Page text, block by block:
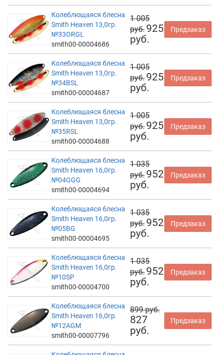
Колеблющаяся блесна
Smith Heaven 13,0гр.
№33ORGL
smith00-00004686
1 005
руб. 925
руб.
Предзаказ
Колеблющаяся блесна
Smith Heaven 13,0гр.
№34BSL
smith00-00004687
1 005
руб. 925
руб.
Предзаказ
Колеблющаяся блесна
Smith Heaven 13,0гр.
№35RSL
smith00-00004688
1 005
руб. 925
руб.
Предзаказ
Колеблющаяся блесна
Smith Heaven 16,0гр.
№04GGG
smith00-00004694
1 035
руб. 952
руб.
Предзаказ
Колеблющаяся блесна
Smith Heaven 16,0гр.
№05BG
smith00-00004695
1 035
руб. 952
руб.
Предзаказ
Колеблющаяся блесна
Smith Heaven 16,0гр.
№10SP
smith00-00004700
1 035
руб. 952
руб.
Предзаказ
Колеблющаяся блесна
Smith Heaven 16,0гр.
№12AGM
smith00-00007796
899 руб.
827
руб.
Предзаказ